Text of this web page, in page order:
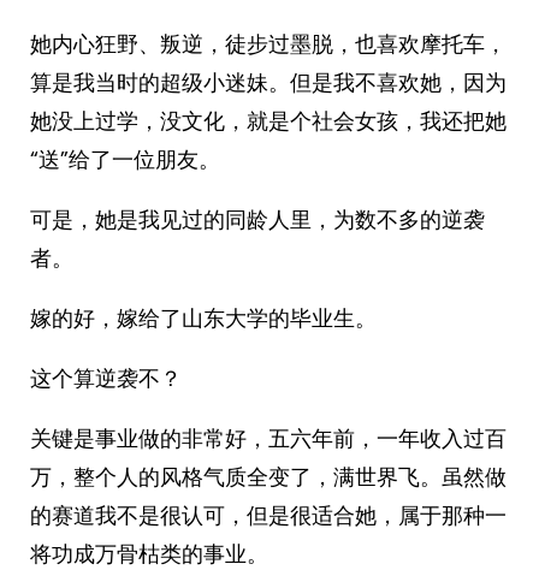
她内心狂野、叛逆，徒步过墨脱，也喜欢摩托车，
算是我当时的超级小迷妹。但是我不喜欢她，因为
她没上过学，没文化，就是个社会女孩，我还把她
“送”给了一位朋友。
可是，她是我见过的同龄人里，为数不多的逆袭
者。
嫁的好，嫁给了山东大学的毕业生。
这个算逆袭不？
关键是事业做的非常好，五六年前，一年收入过百
万，整个人的风格气质全变了，满世界飞。虽然做
的赛道我不是很认可，但是很适合她，属于那种一
将功成万骨枯类的事业。